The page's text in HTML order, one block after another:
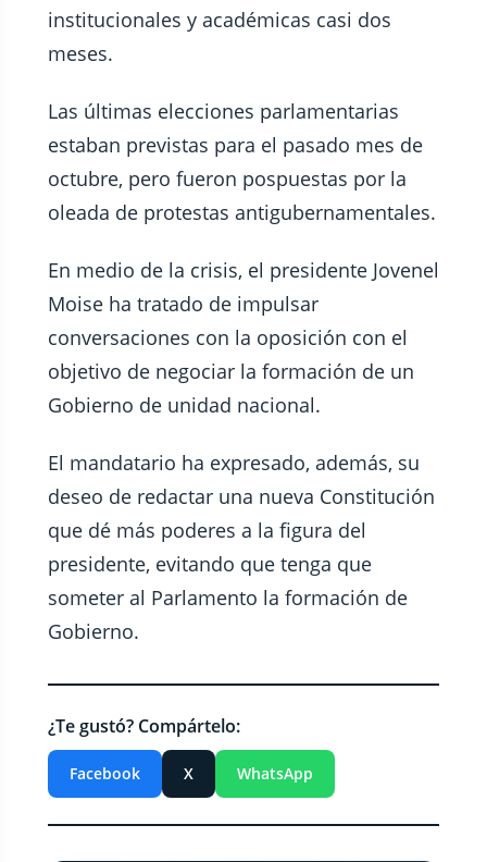
institucionales y académicas casi dos
meses.
Las últimas elecciones parlamentarias
estaban previstas para el pasado mes de
octubre, pero fueron pospuestas por la
oleada de protestas antigubernamentales.
En medio de la crisis, el presidente Jovenel
Moise ha tratado de impulsar
conversaciones con la oposición con el
objetivo de negociar la formación de un
Gobierno de unidad nacional.
El mandatario ha expresado, además, su
deseo de redactar una nueva Constitución
que dé más poderes a la figura del
presidente, evitando que tenga que
someter al Parlamento la formación de
Gobierno.
¿Te gustó? Compártelo:
Facebook X WhatsApp